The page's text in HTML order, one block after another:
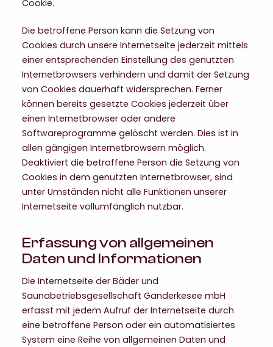
Cookie.
Die betroffene Person kann die Setzung von
Cookies durch unsere Internetseite jederzeit mittels
einer entsprechenden Einstellung des genutzten
Internetbrowsers verhindern und damit der Setzung
von Cookies dauerhaft widersprechen. Ferner
können bereits gesetzte Cookies jederzeit über
einen Internetbrowser oder andere
Softwareprogramme gelöscht werden. Dies ist in
allen gängigen Internetbrowsern möglich.
Deaktiviert die betroffene Person die Setzung von
Cookies in dem genutzten Internetbrowser, sind
unter Umständen nicht alle Funktionen unserer
Internetseite vollumfänglich nutzbar.
Erfassung von allgemeinen
Daten und Informationen
Die Internetseite der Bäder und
Saunabetriebsgesellschaft Ganderkesee mbH
erfasst mit jedem Aufruf der Internetseite durch
eine betroffene Person oder ein automatisiertes
System eine Reihe von allgemeinen Daten und